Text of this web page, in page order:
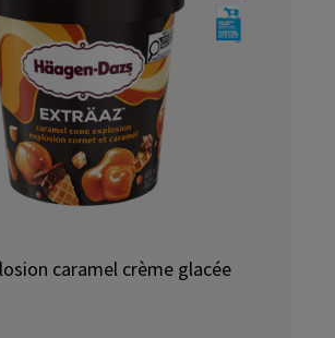
caramel crème glacée